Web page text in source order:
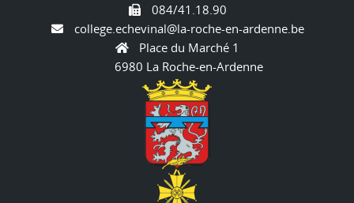
084/41.18.90
college.echevinal@la-roche-en-ardenne.be
Place du Marché 1
6980 La Roche-en-Ardenne